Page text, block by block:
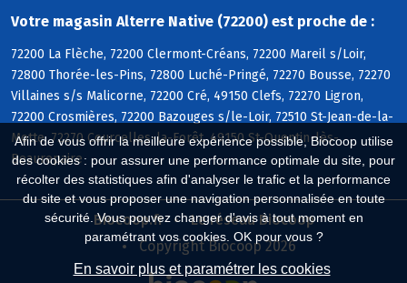
Afin de vous offrir la meilleure expérience possible, Biocoop utilise
des cookies : pour assurer une performance optimale du site, pour
récolter des statistiques afin d'analyser le trafic et la performance
du site et vous proposer une navigation personnalisée en toute
sécurité. Vous pouvez changer d'avis à tout moment en
paramétrant vos cookies. OK pour vous ?
En savoir plus et paramétrer les cookies
Votre magasin Alterre Native (72200) est proche de :
72200 La Flèche, 72200 Clermont-Créans, 72200 Mareil s/Loir,
72800 Thorée-les-Pins, 72800 Luché-Pringé, 72270 Bousse, 72270
Villaines s/s Malicorne, 72200 Cré, 49150 Clefs, 72270 Ligron,
72200 Crosmières, 72200 Bazouges s/le-Loir, 72510 St-Jean-de-la-
Motte, 72270 Courcelles-la-Forêt, 49150 St-Quentin-lès-
Beaurepaire
Biocoop.fr
Le réseau Biocoop
Copyright Biocoop 2026